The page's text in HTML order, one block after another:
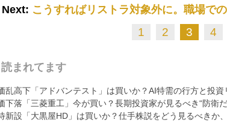
Next: こうすればリストラ対象外に。職場で
1 2 3 4
まれてます
乱高下「アドバンテスト」は買いか？AI特需の行方と投
下落「三菱重工」今が買い？長期投資家が見るべき“防衛
新設「大黒屋HD」は買いか？仕手株説をどう見るべきか